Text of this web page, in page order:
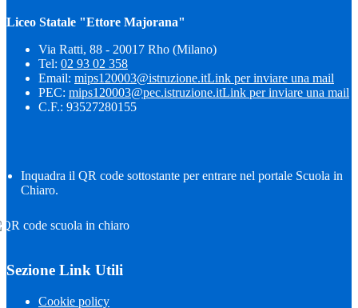
Liceo Statale "Ettore Majorana"
Via Ratti, 88 - 20017 Rho (Milano)
Tel: 02 93 02 358
Email: mips120003@istruzione.itLink per inviare una mail
PEC: mips120003@pec.istruzione.itLink per inviare una mail
C.F.: 93527280155
Inquadra il QR code sottostante per entrare nel portale Scuola in
Chiaro.
Sezione Link Utili
Cookie policy